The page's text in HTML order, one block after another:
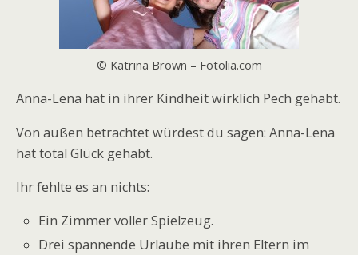
© Katrina Brown – Fotolia.com
Anna-Lena hat in ihrer Kindheit wirklich Pech gehabt.
Von außen betrachtet würdest du sagen: Anna-Lena
hat total Glück gehabt.
Ihr fehlte es an nichts:
Ein Zimmer voller Spielzeug.
Drei spannende Urlaube mit ihren Eltern im